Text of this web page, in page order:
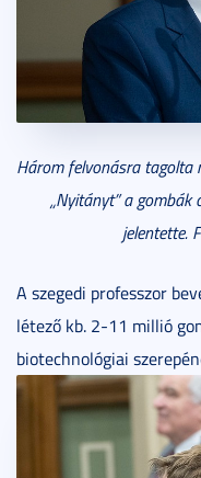
Három felvonásra tagolta
„Nyitányt” a
jelentette.
A szegedi professzor
létező kb. 2-11 millió
biotechnológiai